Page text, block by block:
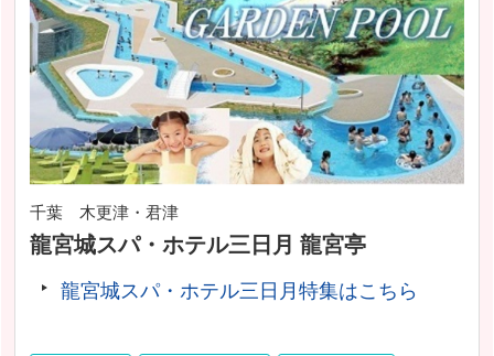
千葉 木更津・君津
龍宮城スパ・ホテル三日月 龍宮亭
龍宮城スパ・ホテル三日月特集はこちら